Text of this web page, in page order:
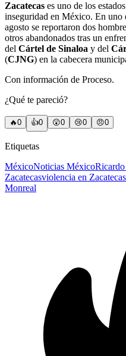
Zacatecas es uno de los
inseguridad en México. En uno
agosto se reportaron dos
otros abandonados tras un
del Cártel de Sinaloa y del
(CJNG) en la cabecera
Con información de Proceso.
¿Qué te pareció?
🔥0 👍0 😲0 😢0 😠0
Etiquetas
MéxicoNoticias México
Zacatecasviolencia en Zacatecas
Monreal